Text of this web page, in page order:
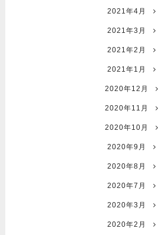
2021年4月
2021年3月
2021年2月
2021年1月
2020年12月
2020年11月
2020年10月
2020年9月
2020年8月
2020年7月
2020年3月
2020年2月